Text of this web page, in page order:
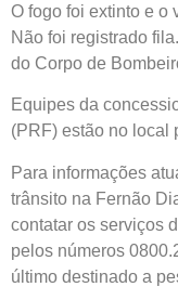
O fogo foi extinto e o
Não foi registrado
do Corpo de
Equipes da
(PRF) estão no local
Para informações
trânsito na Fernão
contatar os serviços
pelos números
último destinado a